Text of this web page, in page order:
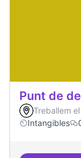
Punt de
Treballem
Intangibles